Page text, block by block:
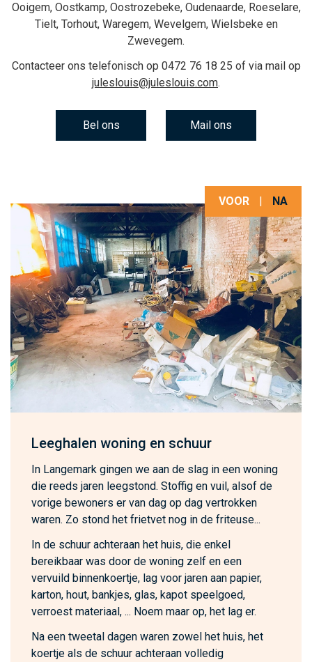
Ooigem, Oostkamp, Oostrozebeke, Oudenaarde, Roeselare,
Tielt, Torhout, Waregem, Wevelgem, Wielsbeke en
Zwevegem.
Contacteer ons telefonisch op 0472 76 18 25 of via mail op
juleslouis@juleslouis.com.
Bel ons Mail ons
VOOR | NA
Leeghalen woning en schuur
In Langemark gingen we aan de slag in een woning
die reeds jaren leegstond. Stoffig en vuil, alsof de
vorige bewoners er van dag op dag vertrokken
waren. Zo stond het frietvet nog in de friteuse...
In de schuur achteraan het huis, die enkel
bereikbaar was door de woning zelf en een
vervuild binnenkoertje, lag voor jaren aan papier,
karton, hout, bankjes, glas, kapot speelgoed,
verroest materiaal, ... Noem maar op, het lag er.
Na een tweetal dagen waren zowel het huis, het
koertje als de schuur achteraan volledig